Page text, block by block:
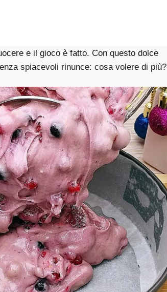
e il gioco è fatto. Con questo dolce
spiacevoli rinunce: cosa volere di più?